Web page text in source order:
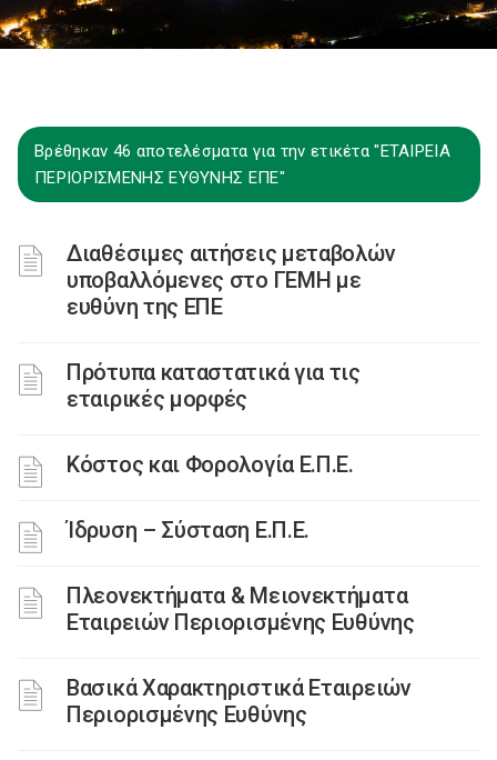
Βρέθηκαν 46 αποτελέσματα για την ετικέτα "ΕΤΑΙΡΕΙΑ
ΠΕΡΙΟΡΙΣΜΕΝΗΣ ΕΥΘΥΝΗΣ ΕΠΕ"
Διαθέσιμες αιτήσεις μεταβολών
υποβαλλόμενες στο ΓΕΜΗ με
ευθύνη της ΕΠΕ
Πρότυπα καταστατικά για τις
εταιρικές μορφές
Κόστος και Φορολογία Ε.Π.Ε.
Ίδρυση – Σύσταση Ε.Π.Ε.
Πλεονεκτήματα & Μειονεκτήματα
Εταιρειών Περιορισμένης Ευθύνης
Βασικά Χαρακτηριστικά Εταιρειών
Περιορισμένης Ευθύνης